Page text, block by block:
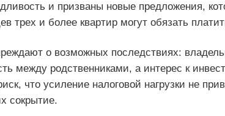
и призваны новые предложения,
трех и более квартир могут обязать
о возможных последствиях:
между родственниками, а интерес к
что усиление налоговой нагрузки не
сокрытие.